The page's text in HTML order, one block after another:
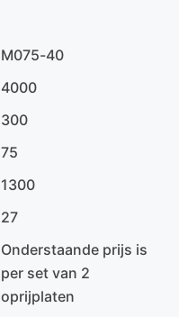
M075-40
4000
300
75
1300
27
Onderstaande prijs is
per set van 2
oprijplaten